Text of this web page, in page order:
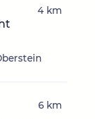
4 km
6 km